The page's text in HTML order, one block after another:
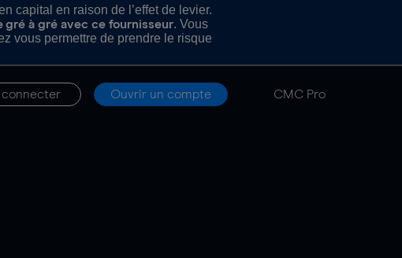
capital en raison de l’effet de levier.
gré à gré avec ce fournisseur. Vous
vous permettre de prendre le risque
connecter Ouvrir un compte CMC Pro